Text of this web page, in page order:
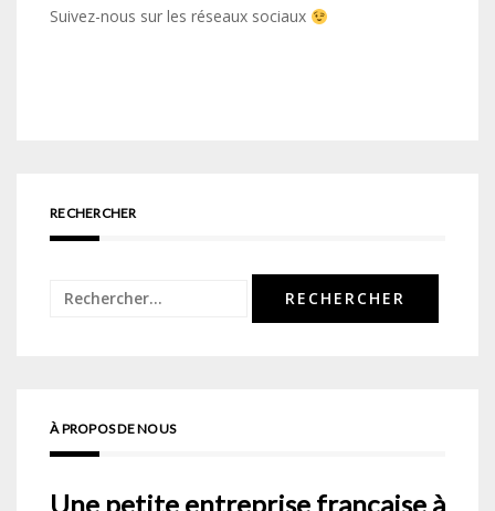
Suivez-nous sur les réseaux sociaux
RECHERCHER
Rechercher :
À PROPOS DE NOUS
Une petite entreprise française à